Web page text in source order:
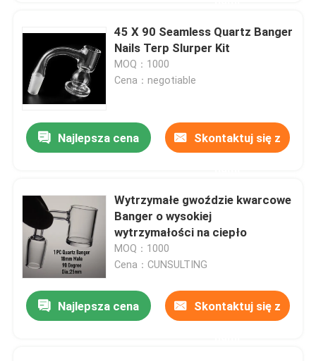
45 X 90 Seamless Quartz Banger
Nails Terp Slurper Kit
MOQ：1000
Cena：negotiable
Najlepsza cena Skontaktuj się z
Wytrzymałe gwoździe kwarcowe
Banger o wysokiej
wytrzymałości na ciepło
MOQ：1000
Cena：CUNSULTING
Najlepsza cena Skontaktuj się z